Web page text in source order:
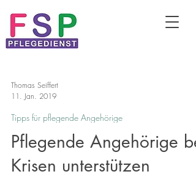
Thomas Seiffert
11. Jan. 2019
Tipps für pflegende Angehörige
Pflegende Angehörige bei
Krisen unterstützen